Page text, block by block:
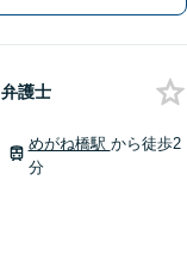
弁護士
めがね橋駅 から徒歩2
分